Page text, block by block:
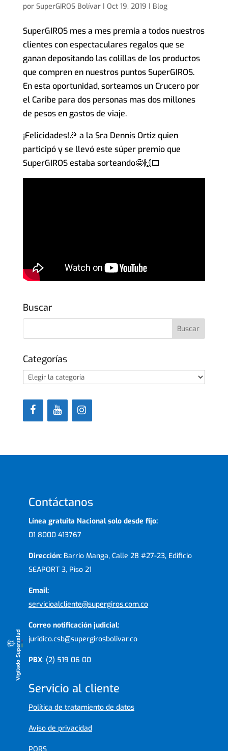
por SuperGIROS Bolívar| Oct 19, 2019 | Blog
SuperGIROS mes a mes premia a todos nuestros
clientes con espectaculares regalos que se
ganan depositando las colillas de los productos
que compren en nuestros puntos SuperGIROS.
En esta oportunidad, sorteamos un Crucero por
el Caribe para dos personas mas dos millones
de pesos en gastos de viaje.
¡Felicidades!🎉 a la Sra Dennis Ortiz quien
participó y se llevó este súper premio que
SuperGIROS estaba sorteando🤩🙌🏻
Buscar
Categorías
Categorías
Contáctanos
Línea gratuita Nacional solo desde fijo:
01 8000 413767
Dirección: Barrio Manga, Calle 28 #27-23, Edificio
SEAPORT 3, Piso 21
Email:
servicioalcliente@supergiros.com.co
Correo notificación judicial:
juridico.csb@supergirosbolivar.co
PBX: (2) 519 06 00
Servicio al cliente
Política de tratamiento de datos
Aviso de privacidad